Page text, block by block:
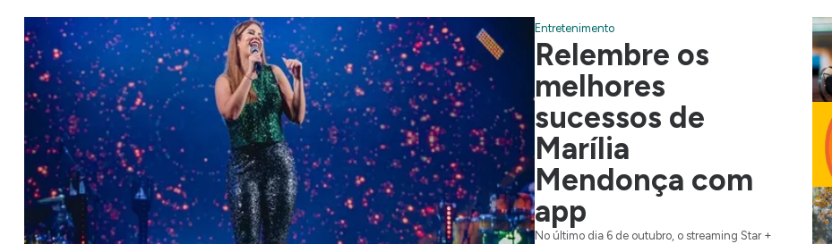
Entretenimento
Relembre os
melhores
sucessos de
Marília
Mendonça com
app
No último dia 6 de outubro, o streaming Star +